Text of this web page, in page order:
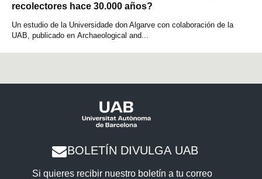
recolectores hace 30.000 años?
Un estudio de la Universidade don Algarve con colaboración de la
UAB, publicado en Archaeological and...
BOLETÍN DIVULGA UAB
Si quieres recibir nuestro boletín a tu correo